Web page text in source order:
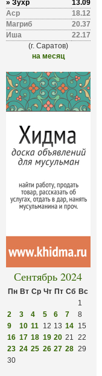
» Зухр
13.09
Аср
18.12
Магриб
20.37
Иша
22.17
(г. Саратов)
на месяц
Сентябрь 2024
Пн Вт Ср Чт Пт Сб Вс
1
2
3 4 5 6 7
8
9
10 11 12 13 14 15
16 17 18 19 20 21
22
23 24 25 26 27 28 29
30